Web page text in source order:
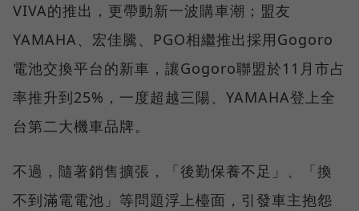
VIVA的推出，更帶動新一波購車潮；盟友
YAMAHA、宏佳騰、PGO相繼推出採用Gogoro
電池交換平台的新車，讓Gogoro聯盟於11月市占
率推升到25%，一度超越三陽、YAMAHA登上全
台第二大機車品牌。
不過，隨著銷售擴張，「後勤保養不足」、「換
不到滿電電池」等問題浮上檯面，引發車主抱怨